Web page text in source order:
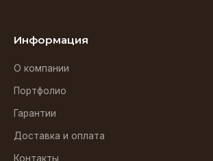
Информация
О компании
Портфолио
Гарантии
Доставка и оплата
Контакты